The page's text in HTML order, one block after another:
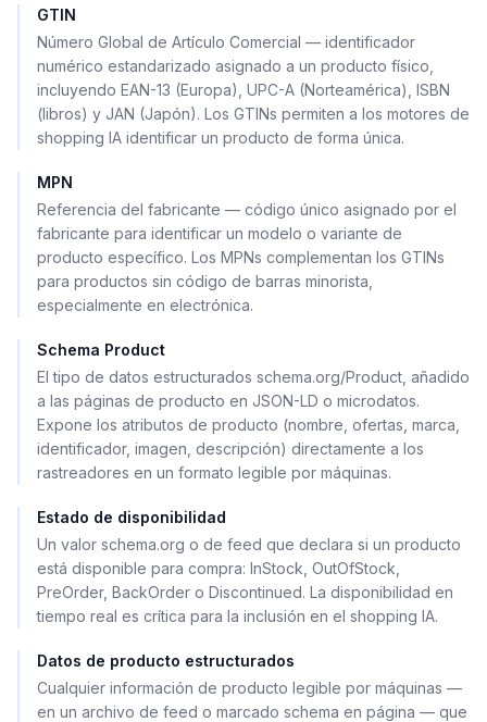
GTIN
Número Global de Artículo Comercial — identificador
numérico estandarizado asignado a un producto físico,
incluyendo EAN-13 (Europa), UPC-A (Norteamérica), ISBN
(libros) y JAN (Japón). Los GTINs permiten a los motores de
shopping IA identificar un producto de forma única.
MPN
Referencia del fabricante — código único asignado por el
fabricante para identificar un modelo o variante de
producto específico. Los MPNs complementan los GTINs
para productos sin código de barras minorista,
especialmente en electrónica.
Schema Product
El tipo de datos estructurados schema.org/Product, añadido
a las páginas de producto en JSON-LD o microdatos.
Expone los atributos de producto (nombre, ofertas, marca,
identificador, imagen, descripción) directamente a los
rastreadores en un formato legible por máquinas.
Estado de disponibilidad
Un valor schema.org o de feed que declara si un producto
está disponible para compra: InStock, OutOfStock,
PreOrder, BackOrder o Discontinued. La disponibilidad en
tiempo real es crítica para la inclusión en el shopping IA.
Datos de producto estructurados
Cualquier información de producto legible por máquinas —
en un archivo de feed o marcado schema en página — que